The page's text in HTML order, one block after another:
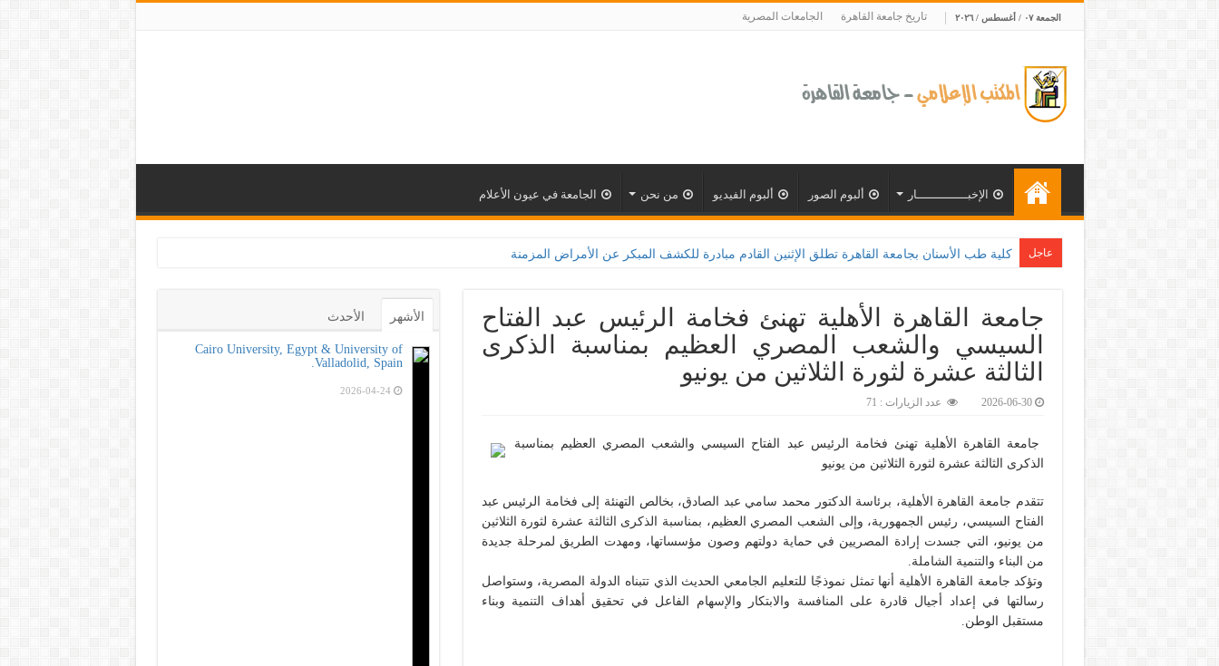
الجمعة ٠٧ / أغسطس / ٢٠٢٦ تاريخ جامعة القاهرة الجامعات المصرية
الإخبــــــــــــــار ألبوم الصور ألبوم الفيديو من نحن الجامعة في عيون الأعلام
عاجل
جامعة القاهرة الأهلية تهنئ فخامة الرئيس عبد الفتاح
السيسي والشعب المصري العظيم بمناسبة الذكرى
الثالثة عشرة لثورة الثلاثين من يونيو
2026-06-30 عدد الزيارات : 71
جامعة القاهرة الأهلية تهنئ فخامة الرئيس عبد الفتاح السيسي والشعب المصري العظيم بمناسبة
الذكرى الثالثة عشرة لثورة الثلاثين من يونيو
تتقدم جامعة القاهرة الأهلية، برئاسة الدكتور محمد سامي عبد الصادق، بخالص التهنئة إلى فخامة الرئيس عبد
الفتاح السيسي، رئيس الجمهورية، وإلى الشعب المصري العظيم، بمناسبة الذكرى الثالثة عشرة لثورة الثلاثين
من يونيو، التي جسدت إرادة المصريين في حماية دولتهم وصون مؤسساتها، ومهدت الطريق لمرحلة جديدة
من البناء والتنمية الشاملة.
وتؤكد جامعة القاهرة الأهلية أنها تمثل نموذجًا للتعليم الجامعي الحديث الذي تتبناه الدولة المصرية، وستواصل
رسالتها في إعداد أجيال قادرة على المنافسة والابتكار والإسهام الفاعل في تحقيق أهداف التنمية وبناء
مستقبل الوطن.
الأشهر الأحدث
Cairo University, Egypt & University of
Valladolid, Spain.
2026-04-24